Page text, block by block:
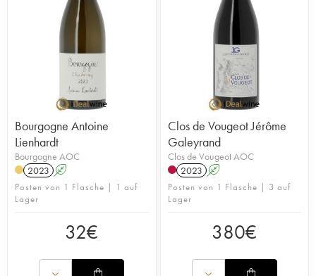
Bourgogne Antoine
Lienhardt
Bourgogne AOC
2023 A
Posten von 1 Flasche | 1 auf
Lager
32€
Clos de Vougeot Jérôme
Galeyrand
Clos de Vougeot AOC
2023 A
Posten von 1 Flasche | 3 auf
Lager
380€